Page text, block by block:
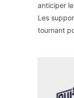
anticiper
Les
tournant